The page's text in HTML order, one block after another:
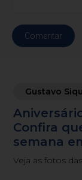
Comentar
Gustavo
Confira
semana
Veja as fotos